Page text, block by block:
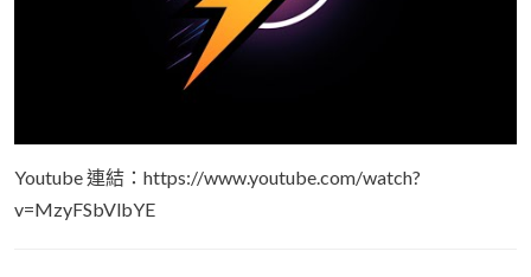
Youtube 連結：https://www.youtube.com/watch?
v=MzyFSbVlbYE